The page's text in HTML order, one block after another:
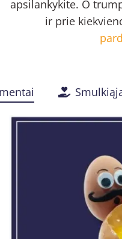
apsilankykite. O
ir prie